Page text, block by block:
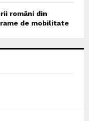
români din
de mobilitate